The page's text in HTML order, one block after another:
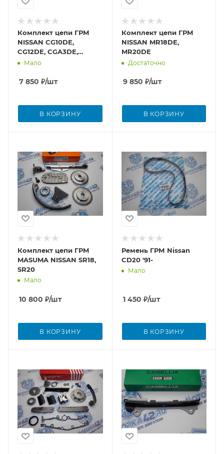
Комплект цепи ГРМ
NISSAN CG10DE,
CG12DE, CGA3DE,
CR12DE, CR14DE
Мало
7 850 ₽/шт
В КОРЗИНУ
Комплект цепи ГРМ
NISSAN MR18DE,
MR20DE
Достаточно
9 850 ₽/шт
В КОРЗИНУ
Комплект цепи ГРМ
MASUMA NISSAN SR18,
SR20
Мало
10 800 ₽/шт
В КОРЗИНУ
Ремень ГРМ Nissan
CD20 '91-
Мало
1 450 ₽/шт
В КОРЗИНУ